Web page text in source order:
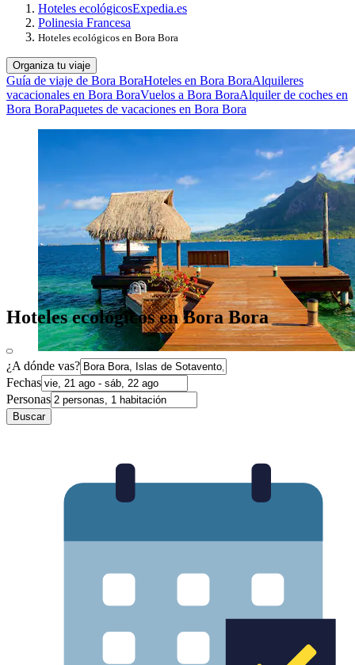
Hoteles ecológicosExpedia.es
Polinesia Francesa
Hoteles ecológicos en Bora Bora
Organiza tu viaje
Guía de viaje de Bora BoraHoteles en Bora BoraAlquileres
vacacionales en Bora BoraVuelos a Bora BoraAlquiler de coches en
Bora BoraPaquetes de vacaciones en Bora Bora
Hoteles ecológicos en Bora Bora
¿A dónde vas?
Fechas
Personas
Buscar